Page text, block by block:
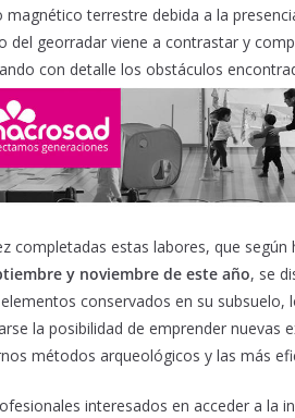
magnético terrestre debida a la
del georradar viene a contrastar y
con detalle los obstáculos
completadas estas labores, que según
y noviembre de este año, se
conservados en su
la posibilidad de emprender nuevas
métodos arqueológicos y las más
interesados en acceder a la